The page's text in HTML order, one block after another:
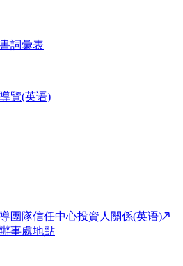
詞彙表
覽(英语)
團隊信任中心投資人關係(英语)
辦事處地點